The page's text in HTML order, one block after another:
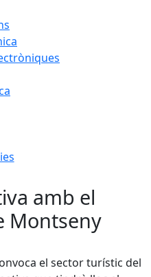
amb el
Montseny
el sector turístic del